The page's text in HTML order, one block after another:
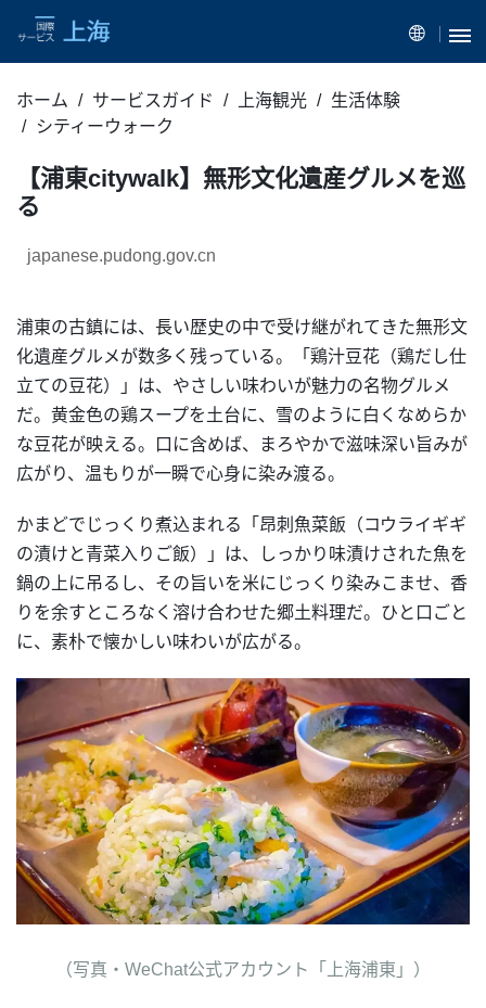
ホーム サービスガイド 上海観光
生活体験
シティーウォーク
【浦東citywalk】無形文化遺産グルメを巡
る
japanese.pudong.gov.cn
浦東の古鎮には、長い歴史の中で受け継がれてきた無形文
化遺産グルメが数多く残っている。「鶏汁豆花（鶏だし仕
立ての豆花）」は、やさしい味わいが魅力の名物グルメ
だ。黄金色の鶏スープを土台に、雪のように白くなめらか
な豆花が映える。口に含めば、まろやかで滋味深い旨みが
広がり、温もりが一瞬で心身に染み渡る。
かまどでじっくり煮込まれる「昂刺魚菜飯（コウライギギ
の漬けと青菜入りご飯）」は、しっかり味漬けされた魚を
鍋の上に吊るし、その旨いを米にじっくり染みこませ、香
りを余すところなく溶け合わせた郷土料理だ。ひと口ごと
に、素朴で懐かしい味わいが広がる。
（写真・WeChat公式アカウント「上海浦東」）